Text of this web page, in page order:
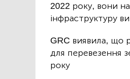
2022 року, вони
інфраструктуру
GRC виявила, що
для перевезення
року